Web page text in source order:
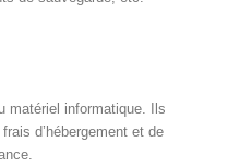
matériel informatique. Ils
d’hébergement et de